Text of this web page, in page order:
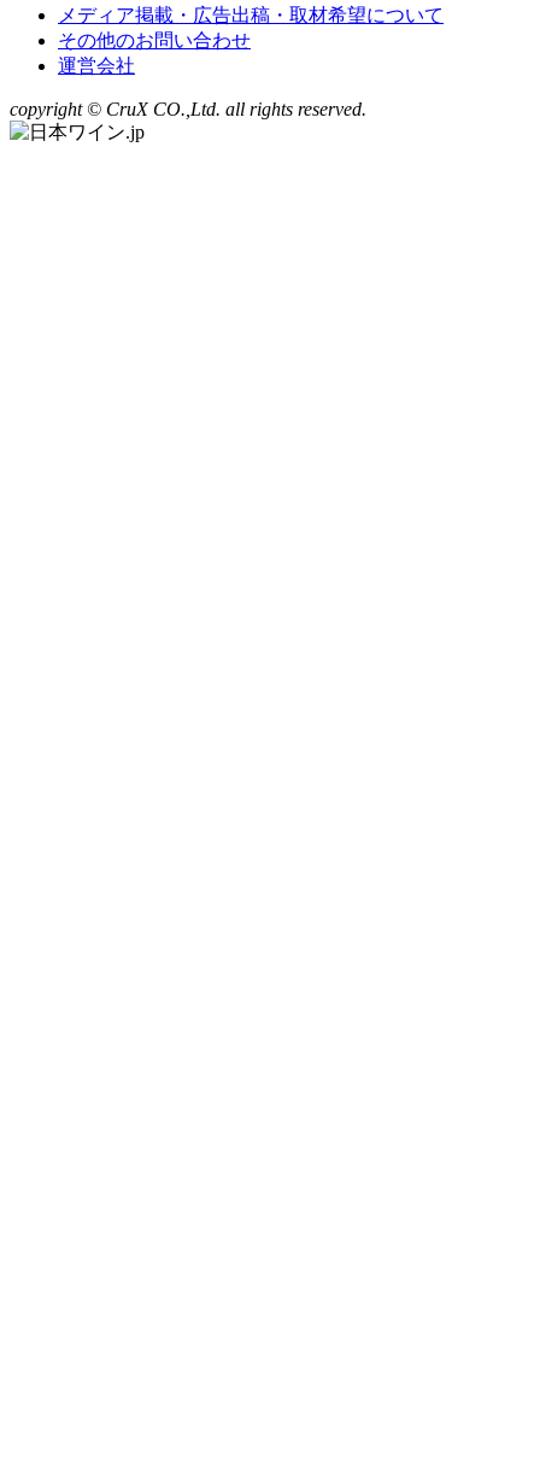
メディア掲載・広告出稿・取材希望について
その他のお問い合わせ
運営会社
copyright © CruX CO.,Ltd. all rights reserved.